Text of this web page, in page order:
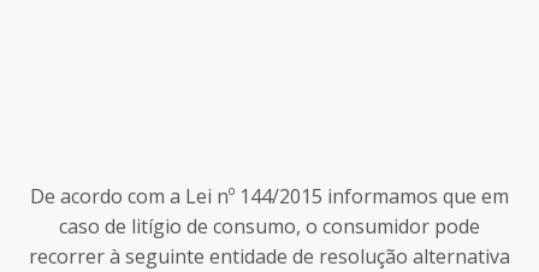
De acordo com a Lei nº 144/2015 informamos que em
caso de litígio de consumo, o consumidor pode
recorrer à seguinte entidade de resolução alternativa